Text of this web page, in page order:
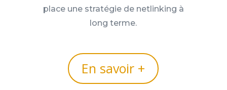
place une stratégie de netlinking à
long terme.
En savoir +